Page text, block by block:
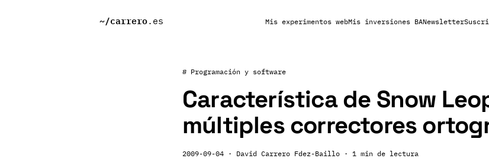
~/carrero.es Mis experimentos webMis inversiones BANewsletter
# Programación y software
Característica de Snow
múltiples correctores
2009-09-04 · David Carrero Fdez-Baillo · 1 min de lectura